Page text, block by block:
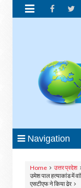

Navigation
Home उत्तर प्रदेश
उमेश पाल हत्याकांड में
एसटीएफ ने किया ढेर